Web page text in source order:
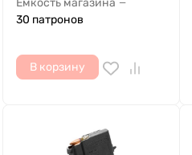
Емкость магазина —
30 патронов
В корзину